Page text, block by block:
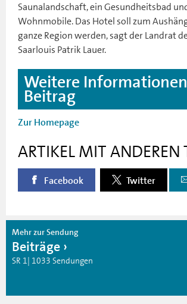
Saunalandschaft, ein Gesundheitsbad
Wohnmobile. Das Hotel soll zum
ganze Region werden, sagt der Landrat
Saarlouis Patrik Lauer.
Weitere
Beitrag
Zur Homepage
ARTIKEL MIT ANDEREN
Facebook Twitter
Mehr zur Sendung
Beiträge
SR 1| 1033 Sendungen